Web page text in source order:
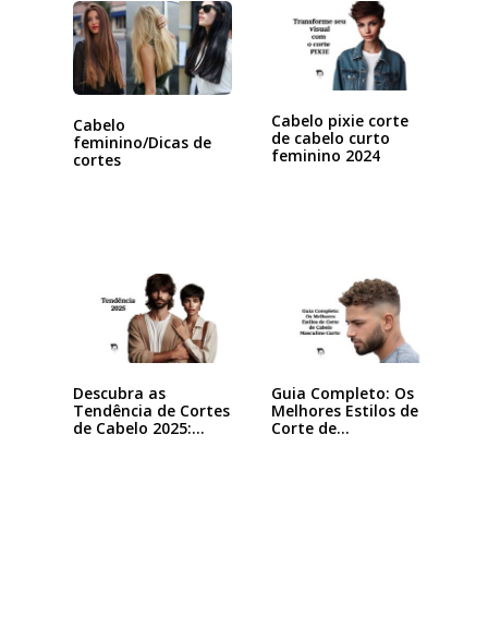
Cabelo
feminino/Dicas de
cortes
Cabelo pixie corte
de cabelo curto
feminino 2024
Descubra as
Tendência de Cortes
de Cabelo 2025:…
Guia Completo: Os
Melhores Estilos de
Corte de…